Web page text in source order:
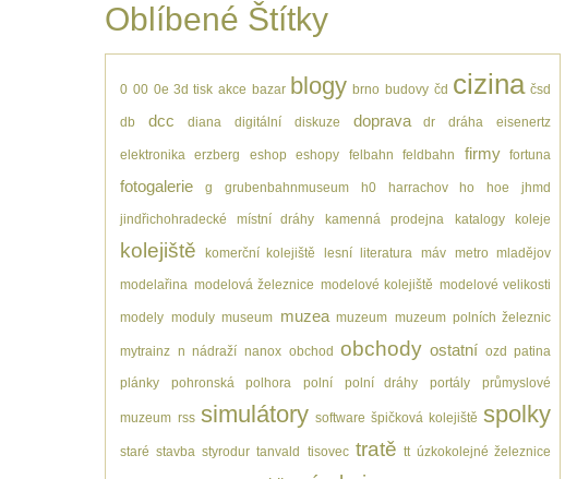
Oblíbené Štítky
0 00 0e 3d tisk akce bazar blogy brno budovy čd cizina čsd
db dcc diana digitální diskuze doprava dr dráha eisenertz
elektronika erzberg eshop eshopy felbahn feldbahn firmy fortuna
fotogalerie g grubenbahnmuseum h0 harrachov ho hoe jhmd
jindřichohradecké místní dráhy kamenná prodejna katalogy koleje
kolejiště komerční kolejiště lesní literatura máv metro mladějov
modelařina modelová železnice modelové kolejiště modelové velikosti
modely moduly museum muzea muzeum muzeum polních železnic
mytrainz n nádraží nanox obchod obchody ostatní ozd patina
plánky pohronská polhora polní polní dráhy portály průmyslové
muzeum rss simulátory software špičková kolejiště spolky
staré stavba styrodur tanvald tisovec tratě tt úzkokolejné železnice